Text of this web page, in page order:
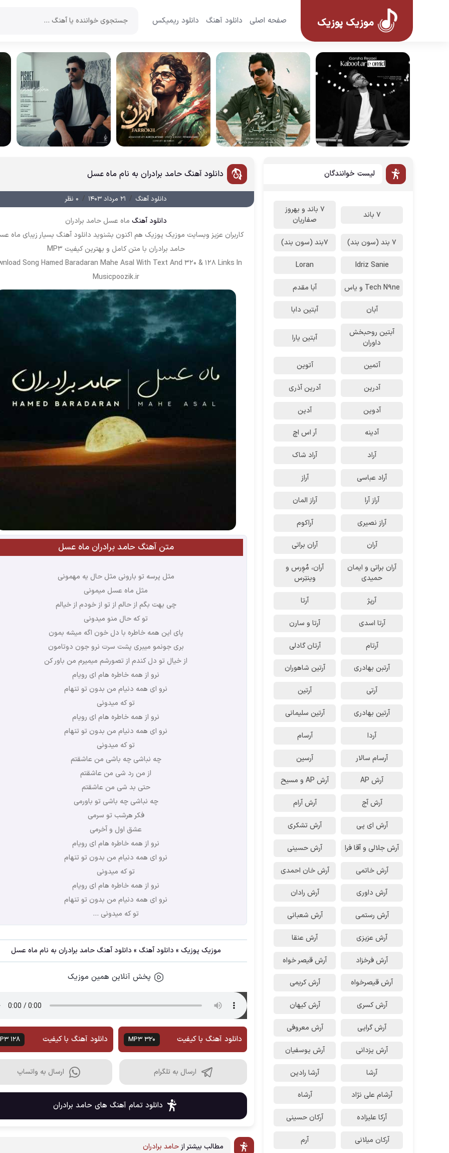
موزیک پوزیک صفحه اصلی دانلود آهنگ دانلود ریمیکس
دانلود آهنگ حامد برادران به نام ماه عسل
دانلود آهنگ / ۲۱ مرداد ۱۴۰۳ / ۰ نظر
دانلود آهنگ ماه عسل حامد برادران
کاربران عزیز وبسایت موزیک پوزیک هم اکنون بشنوید دانلود آهنگ بسیار زیبای ماه
حامد برادران با متن کامل و بهترین کیفیت MP3
Song Hamed Baradaran Mahe Asal With Text And 320 & 128 Links In
Musicpoozik.ir
متن آهنگ حامد برادران ماه عسل
مثل پرسه تو بارونی مثل حال یه مهمونی
مثل ماه عسل میمونی
چی بهت بگم از حالم از تو از خودم از خیالم
تو که حال منو میدونی
پای این همه خاطره با دل خون اگه میشه بمون
بری جونمو میبری پشت سرت نرو جون دوتامون
از خیال تو دل کندم از تصورشم میمیرم من باور کن
نرو از همه خاطره هام ای رویام
نرو ای همه دنیام من بدون تو تنهام
تو که میدونی
نرو از همه خاطره هام ای رویام
نرو ای همه دنیام من بدون تو تنهام
تو که میدونی
چه نباشی چه باشی من عاشقتم
از من رد شی من عاشقتم
حتی بد شی من عاشقتم
چه نباشی چه باشی تو باورمی
فکر هرشب تو سرمی
عشق اول و آخرمی
نرو از همه خاطره هام ای رویام
نرو ای همه دنیام من بدون تو تنهام
تو که میدونی
نرو از همه خاطره هام ای رویام
نرو ای همه دنیام من بدون تو تنهام
تو که میدونی ...
موزیک پوزیک » دانلود آهنگ » دانلود آهنگ حامد برادران به نام ماه عسل
پخش آنلاین همین موزیک
دانلود آهنگ با کیفیت MP3 320 دانلود آهنگ با کیفیت 128
ارسال به تلگرام ارسال به واتساپ
دانلود تمام آهنگ های حامد برادران
مطالب بیشتر از حامد برادران
لیست خوانندگان
7 باند
7 باند و بهروز
صفاریان
7 بند (سون بند) ۷بند (سون بند)
Idriz Sanie
Loran
Tech N9ne و یاس آبا مقدم
آبان آبتین دابا
آبتین روحبخش
داوران
آبتین یارا
آتمین آتوین
آدرین آدرین آذری
آدوین آدین
آدینه آر اس اچ
آراد آراد شاک
آراد عباسی آراز
آراز آرا آراز المان
آراز نصیری آراکوم
آران آران براتی
آران براتی و ایمان
حمیدی
آران، مُوِرس و
وینتِرس
آرپژ آرتا
آرتا اسدی آرتا و سارن
آرتام آرتان گادلی
آرتبن بهادری آرتين شاهوران
آرتی آرتین
آرتین بهادری آرتین سلیمانی
آردا آرسام
آرسام سالار آرسین
آرش AP آرش AP و مسیح
آرش آج آرش آرام
آرش ای پی آرش تشکری
آرش جلالی و آقا فرا آرش حسینی
آرش خاتمی آرش خان احمدی
آرش داوری آرش رادان
آرش رستمى آرش شعبانی
آرش عزیزی آرش عنقا
آرش فرخزاد آرش قیصر خواه
آرش قیصرخواه آرش کریمی
آرش کسری آرش کیهان
آرش گرایی آرش معروفی
آرش یزدانی آرش یوسفیان
آرشا آرشا رادین
آرشام علی نژاد آرشاه
آرکا علیزاده آرکان حسینی
آرکان میلانی آرم